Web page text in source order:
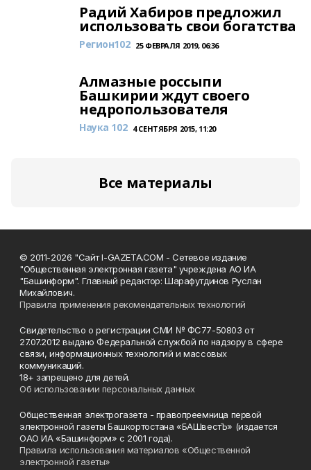
Радий Хабиров предложил
использовать свои богатства
Регион102 25 ФЕВРАЛЯ 2019, 06:36
Алмазные россыпи
Башкирии ждут своего
недропользователя
Наука 102 4 СЕНТЯБРЯ 2015, 11:20
Все материалы
© 2011-2026 "Сайт I-GAZETA.COM - Сетевое издание
"Общественная электронная газета" учреждена АО ИА
"Башинформ". Главный редактор: Шарафутдинов Руслан
Михайлович.
Правила применения рекомендательных технологий
Свидетельство о регистрации СМИ № ФС77-50803 от
27.07.2012 выдано Федеральной службой по надзору в сфере
связи, информационных технологий и массовых
коммуникаций.
18+ запрещено для детей.
Об использовании персональных данных
Общественная электрогазета - правопреемница первой
электронной газеты Башкортостана «БАШвестЪ» (издается
ОАО ИА «Башинформ» с 2001 года).
Правила использования материалов «Общественной
электронной газеты»